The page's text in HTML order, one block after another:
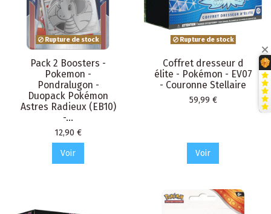
Rupture de stock
Pack 2 Boosters -
Pokemon -
Pondralugon -
Duopack Pokémon
Astres Radieux (EB10)
-...
Prix
12,90 €
Voir
Rupture de stock
Coffret dresseur d
élite - Pokémon - EV07
- Couronne Stellaire
Prix
59,99 €
Voir